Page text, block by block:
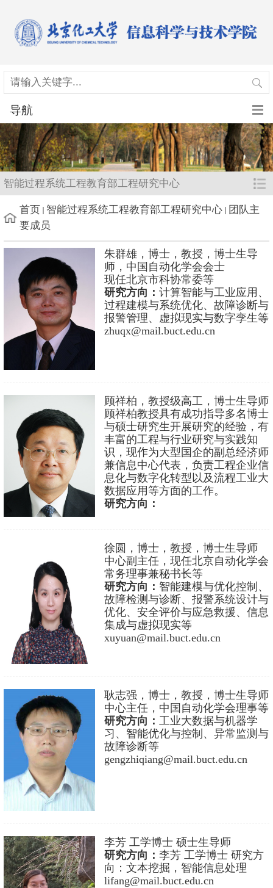
导航
智能过程系统工程教育部工程研究中心
首页 智能过程系统工程教育部工程研究中心
团队主
要成员
朱群雄，博士，教授，博士生导
师，中国自动化学会会士
现任北京市科协常委等
研究方向： 计算智能与工业应用、
过程建模与系统优化、故障诊断与
报警管理、虚拟现实与数字孪生等
zhuqx@mail.buct.edu.cn
顾祥柏，教授级高工，博士生导师
顾祥柏教授具有成功指导多名博士
与硕士研究生开展研究的经验，有
丰富的工程与行业研究与实践知
识，现作为大型国企的副总经济师
兼信息中心代表，负责工程企业信
息化与数字化转型以及流程工业大
数据应用等方面的工作。
研究方向：
徐圆，博士，教授，博士生导师
中心副主任，现任北京自动化学会
常务理事兼秘书长等
研究方向： 智能建模与优化控制、
故障检测与诊断、报警系统设计与
优化、安全评价与应急救援、信息
集成与虚拟现实等
xuyuan@mail.buct.edu.cn
耿志强，博士，教授，博士生导师
中心主任，中国自动化学会理事等
研究方向： 工业大数据与机器学
习、智能优化与控制、异常监测与
故障诊断等
gengzhiqiang@mail.buct.edu.cn
李芳 工学博士 硕士生导师
研究方向： 李芳 工学博士 研究方
向：文本挖掘，智能信息处理
lifang@mail.buct.edu.cn